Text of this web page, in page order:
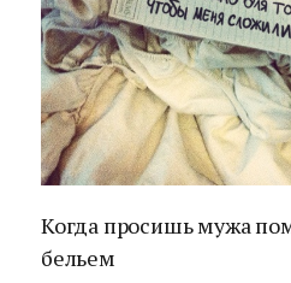
Когда просишь мужа
бельем